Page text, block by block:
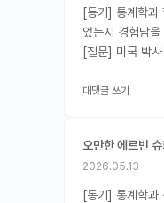
[동기] 통계학과
었는지 경험담
[질문] 미국 박
대댓글 쓰기
오만한 에르빈
2026.05.13
[동기] 통계학과